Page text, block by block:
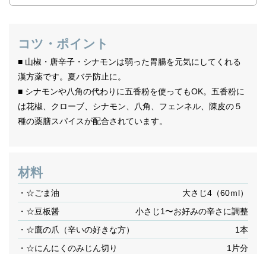
コツ・ポイント
■ 山椒・唐辛子・シナモンは弱った胃腸を元気にしてくれる
漢方薬です。夏バテ防止に。
■ シナモンや八角の代わりに五香粉を使ってもOK。五香粉に
は花椒、クローブ、シナモン、八角、フェンネル、陳皮の５
種の薬膳スパイスが配合されています。
材料
・☆ごま油
大さじ4（60ｍl）
・☆豆板醤
小さじ1〜お好みの辛さに調整
・☆鷹の爪（辛いの好きな方）
1本
・☆にんにくのみじん切り
1片分